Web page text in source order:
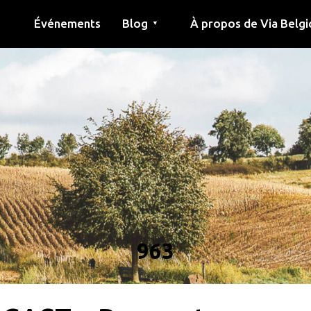
Événements Blog ▼ À propos de Via
963